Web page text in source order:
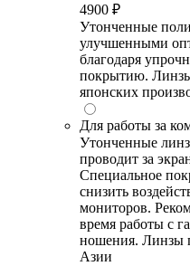
4900 ₽
Утонченные
улучшенными
благодаря
покрытию.
японских
Для работы за
Утонченные
проводит за
Специальное
снизить
мониторов.
время работы с
ношения. Линзы
Азии